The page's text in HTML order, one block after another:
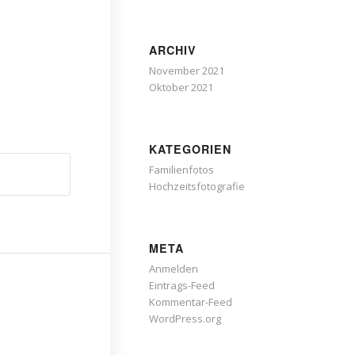
ARCHIV
November 2021
Oktober 2021
KATEGORIEN
Familienfotos
Hochzeitsfotografie
META
Anmelden
Eintrags-Feed
Kommentar-Feed
WordPress.org